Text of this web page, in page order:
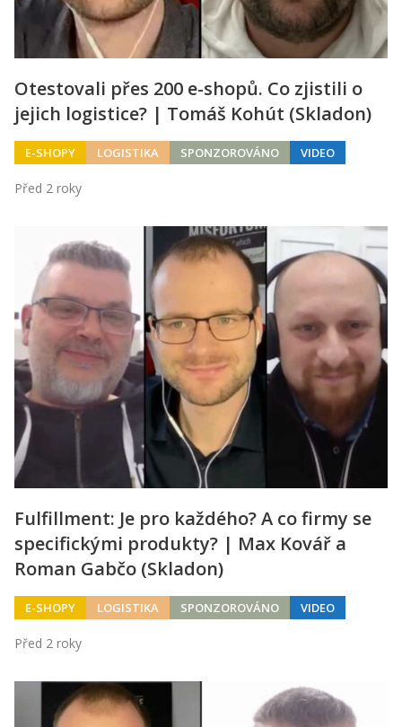
Otestovali přes 200 e-shopů. Co zjistili o
jejich logistice? | Tomáš Kohút (Skladon)
E-SHOPY LOGISTIKA SPONZOROVÁNO VIDEO
Před 2 roky
Fulfillment: Je pro každého? A co firmy se
specifickými produkty? | Max Kovář a
Roman Gabčo (Skladon)
E-SHOPY LOGISTIKA SPONZOROVÁNO VIDEO
Před 2 roky